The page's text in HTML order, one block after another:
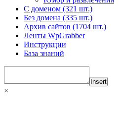
С доменом (321 шт.)
Без домена (335 шт.)
Архив сайтов (1704 шт.)
Ленты WpGrabber
Инструкции
База знаний
Insert
×